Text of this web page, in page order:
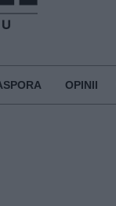
OPINII